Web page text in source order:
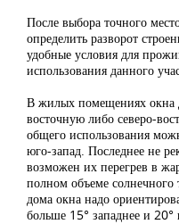
После выбора точного
определить разворот
удобные условия для
использования данного
В жилых помещениях
восточную либо северо-
общего использования
юго-запад. Последнее не
возможен их перегрев в
полном объеме
дома окна надо
больше 15° западнее и 20°